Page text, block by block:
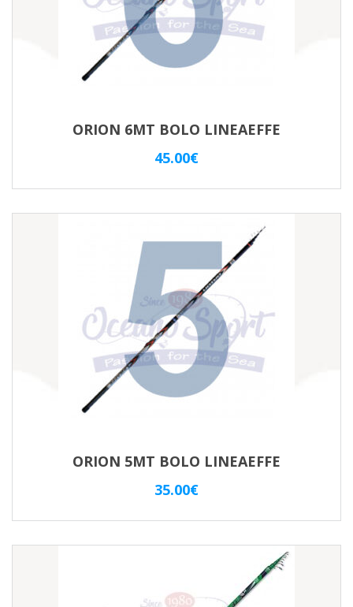
ORION 6MT BOLO LINEAEFFE
45.00€
ORION 5MT BOLO LINEAEFFE
35.00€